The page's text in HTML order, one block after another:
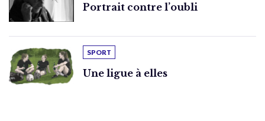
Portrait contre l’oubli
SPORT
Une ligue à elles